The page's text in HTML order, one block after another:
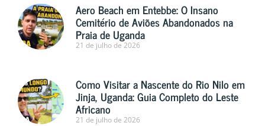
Aero Beach em Entebbe: O Insano
Cemitério de Aviões Abandonados na
Praia de Uganda
21 de julho de 2026
Como Visitar a Nascente do Rio Nilo em
Jinja, Uganda: Guia Completo do Leste
Africano
21 de julho de 2026